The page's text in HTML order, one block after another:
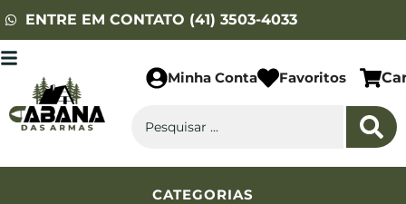
ENTRE EM CONTATO (41) 3503-4033
Minha Conta Favoritos
CATEGORIAS